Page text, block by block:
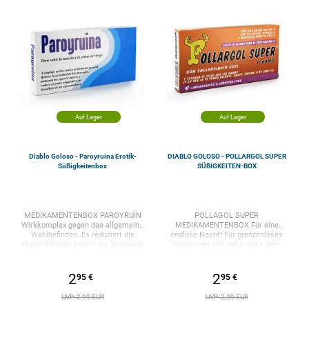
Arten von Feiern: Abschiede,
Geburtstage, Ruhestand, Witze,
Partys und jede andere Veranstaltung
mit Freunden und Kollegen.
Auf Lager
Diablo Goloso - Paroyruina Erotik-
Süßigkeitenbox
MEDIKAMENTENBOX PAROYRUIN
Wirkkomplex gegen das allgemeine
Wohlbefinden. Es reduziert die
Marktaktivität, erhöht die Zinssätze
Spannung und die Risikoprämie zu
Zuckersüßigkeiten mit Fruchtduft. ​
Diablo Picante , Pionier in Spanien bei
295 €
UVP: 2,99 EUR
Auf Lager
DIABLO GOLOSO - POLLARGOL SUPER
SÜßIGKEITEN-BOX
POLLAGOL SUPER
MEDIKAMENTENBOX Für eine
endlose Nacht! Für grenzenloses
wirst den Himmel mit deinen Händen
berühren (und was auch immer vor
dir, unten, oben oder seitlich ist!!!).
Enthält eine Auswahl an
295 €
UVP: 2,99 EUR